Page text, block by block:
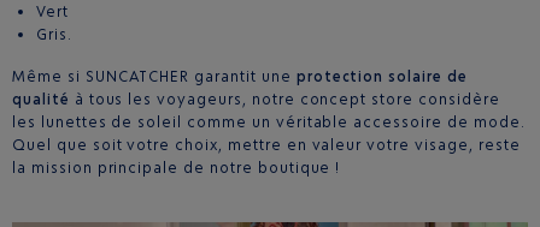
Vert
Gris.
Même si SUNCATCHER garantit une protection solaire de
qualité à tous les voyageurs, notre concept store considère
les lunettes de soleil comme un véritable accessoire de mode.
Quel que soit votre choix, mettre en valeur votre visage, reste
la mission principale de notre boutique !